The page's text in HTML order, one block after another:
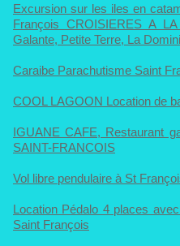
Excursion sur les iles en
François CROISIERES A
Galante, Petite Terre, La
Caraibe Parachutisme Saint
COOL LAGOON Location de
IGUANE CAFE, Restaurant
SAINT-FRANCOIS
Vol libre pendulaire à St
Location Pédalo 4 places
Saint François